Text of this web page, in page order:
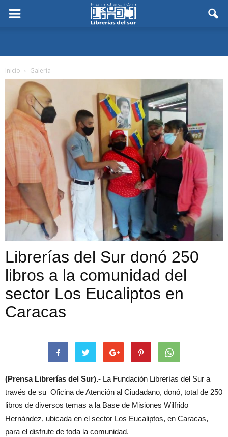
Inicio Galeria
Librerías del Sur donó 250
libros a la comunidad del
sector Los Eucaliptos en
Caracas
(Prensa Librerías del Sur).- La Fundación Librerías del Sur a
través de su Oficina de Atención al Ciudadano, donó, total de 250
libros de diversos temas a la Base de Misiones Wilfrido
Hernández, ubicada en el sector Los Eucaliptos, en Caracas,
para el disfrute de toda la comunidad.